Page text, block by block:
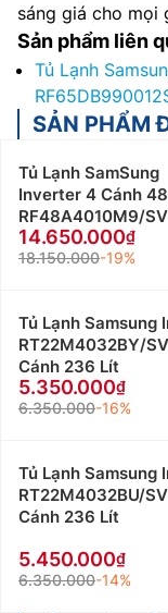
sáng giá cho mọi
Sản phẩm liên
Tủ Lạnh
SẢN PHẨM
Tủ Lạnh SamSung
Inverter 4 Cánh
RF48A4010M9/SV
14.650.000
18.150.000-19%
Tủ Lạnh Samsung
RT22M4032BY/
Cánh 236 Lít
5.350.000
6.350.000-16%
Tủ Lạnh Samsung
RT22M4032BU/
Cánh 236 Lít
5.450.000
6.350.000-14%